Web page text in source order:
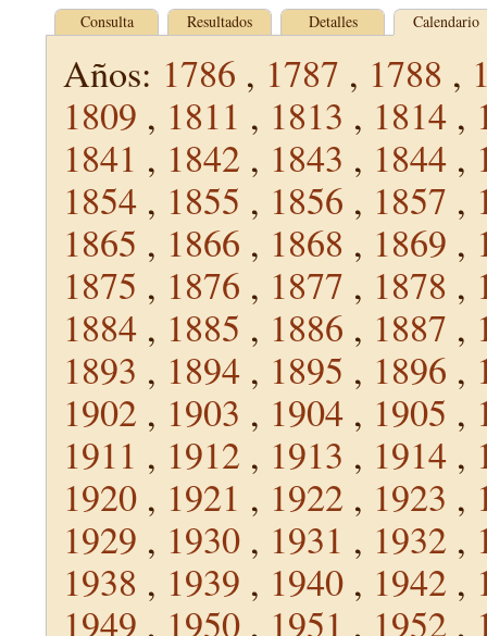
Consulta Resultados Detalles Calendario
Años: 1786 , 1787 , 1788 ,
1809 , 1811 , 1813 , 1814 ,
1841 , 1842 , 1843 , 1844 ,
1854 , 1855 , 1856 , 1857 ,
1865 , 1866 , 1868 , 1869 ,
1875 , 1876 , 1877 , 1878 ,
1884 , 1885 , 1886 , 1887 ,
1893 , 1894 , 1895 , 1896 ,
1902 , 1903 , 1904 , 1905 ,
1911 , 1912 , 1913 , 1914 ,
1920 , 1921 , 1922 , 1923 ,
1929 , 1930 , 1931 , 1932 ,
1938 , 1939 , 1940 , 1942 ,
1949 , 1950 , 1951 , 1952 ,